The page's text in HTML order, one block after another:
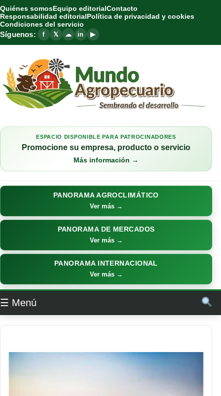
Quiénes somosEquipo editorialContacto
Responsabilidad editorialPolítica de privacidad y cookies
Condiciones del servicio
Síguenos: f 𝕏 ☁ in ▶
ESPACIO DISPONIBLE PARA PATROCINADORES
Promocione su empresa, producto o servicio
Más información →
PANORAMA AGROCLIMÁTICO
Ver más →
PANORAMA DE MERCADOS
Ver más →
PANORAMA INTERNACIONAL
Ver más →
☰ Menú